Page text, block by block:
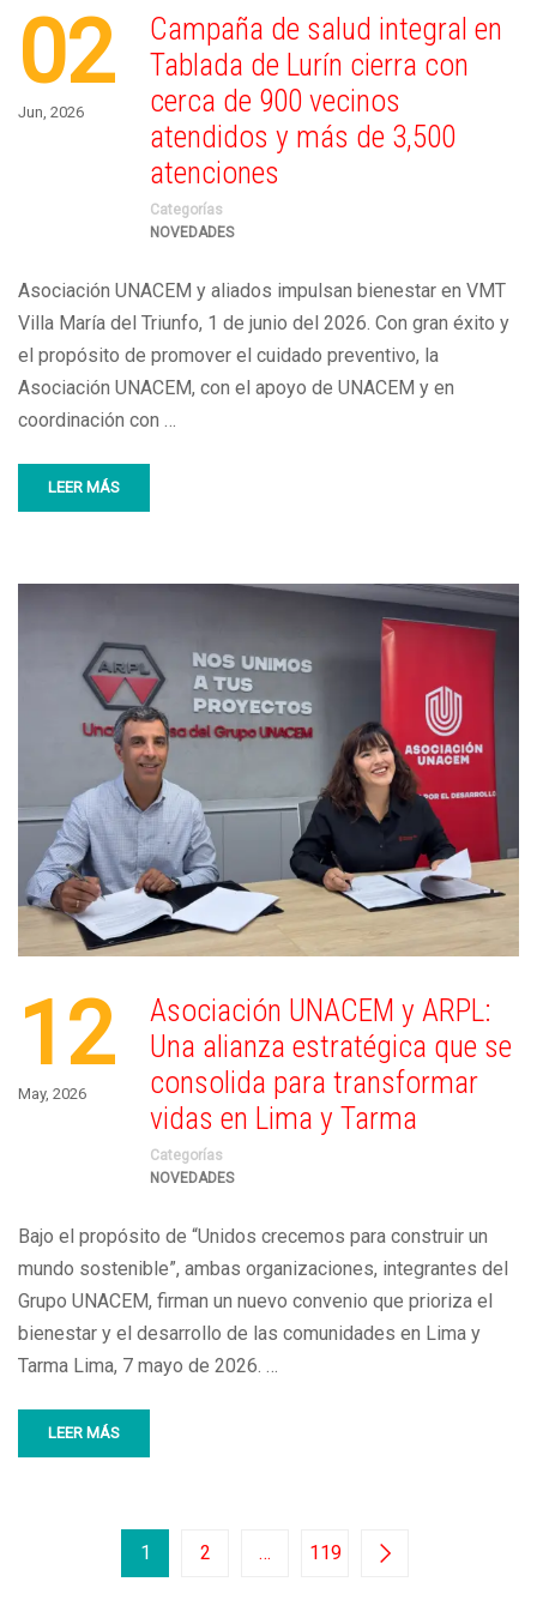
02
Jun, 2026
Campaña de salud integral en
Tablada de Lurín cierra con
cerca de 900 vecinos
atendidos y más de 3,500
atenciones
Categorías
NOVEDADES
Asociación UNACEM y aliados impulsan bienestar en VMT
Villa María del Triunfo, 1 de junio del 2026. Con gran éxito y
el propósito de promover el cuidado preventivo, la
Asociación UNACEM, con el apoyo de UNACEM y en
coordinación con …
LEER MÁS
12
May, 2026
Asociación UNACEM y ARPL:
Una alianza estratégica que se
consolida para transformar
vidas en Lima y Tarma
Categorías
NOVEDADES
Bajo el propósito de “Unidos crecemos para construir un
mundo sostenible”, ambas organizaciones, integrantes del
Grupo UNACEM, firman un nuevo convenio que prioriza el
bienestar y el desarrollo de las comunidades en Lima y
Tarma Lima, 7 mayo de 2026. …
LEER MÁS
1 2 … 119